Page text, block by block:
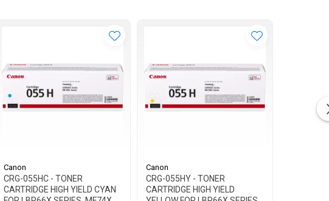
Canon
CRG-055HC - TONER
CARTRIDGE HIGH YIELD CYAN
Canon
CRG-055HY - TONER
CARTRIDGE HIGH YIELD